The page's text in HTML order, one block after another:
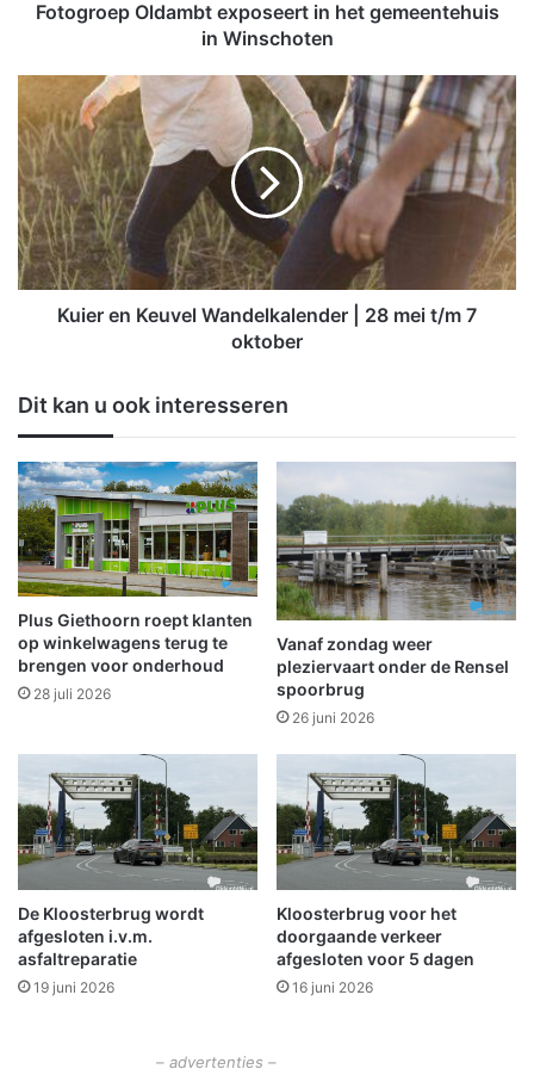
m
b
e
x
p
o
s
i
n
h
e
t
g
e
m
e
e
n
t
s
i
n
W
i
n
s
c
Fotogroep Oldambt exposeert in het gemeentehuis
in Winschoten
i
e
r
e
n
K
e
W
a
n
d
e
l
k
a
l
e
n
d
8
m
e
i
t
/
m
7
Kuier en Keuvel Wandelkalender | 28 mei t/m 7
oktober
Dit kan u ook interesseren
Plus Giethoorn roept klanten
op winkelwagens terug te
brengen voor onderhoud
28 juli 2026
Vanaf zondag weer
pleziervaart onder de Rensel
spoorbrug
26 juni 2026
De Kloosterbrug wordt
afgesloten i.v.m.
asfaltreparatie
19 juni 2026
Kloosterbrug voor het
doorgaande verkeer
afgesloten voor 5 dagen
16 juni 2026
– advertenties –